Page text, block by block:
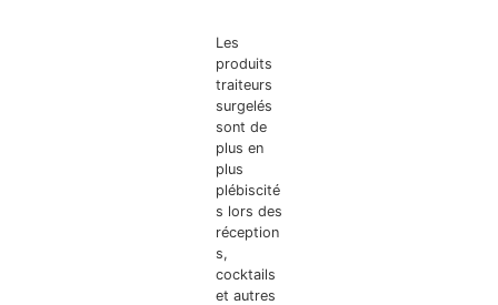
Les
produits
traiteurs
surgelés
sont de
plus en
plus
plébiscité
s lors des
réception
s,
cocktails
et autres